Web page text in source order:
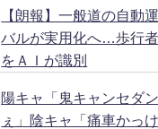
【朗報】一般道の自動
バルが実用化へ…歩行
をＡＩが識別
陽キャ「鬼キャンセダ
ぇ」陰キャ「痛車かっけ